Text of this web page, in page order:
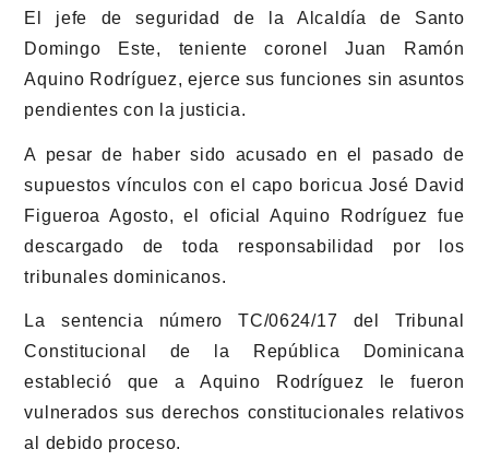
El jefe de seguridad de la Alcaldía de Santo
Domingo Este, teniente coronel Juan Ramón
Aquino Rodríguez, ejerce sus funciones sin asuntos
pendientes con la justicia.
A pesar de haber sido acusado en el pasado de
supuestos vínculos con el capo boricua José David
Figueroa Agosto, el oficial Aquino Rodríguez fue
descargado de toda responsabilidad por los
tribunales dominicanos.
La sentencia número TC/0624/17 del Tribunal
Constitucional de la República Dominicana
estableció que a Aquino Rodríguez le fueron
vulnerados sus derechos constitucionales relativos
al debido proceso.